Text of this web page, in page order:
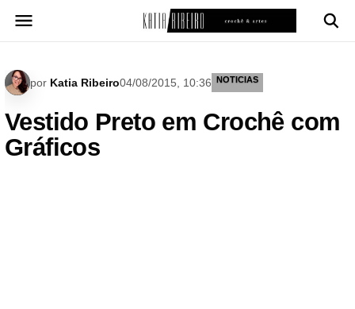
para
por Katia Ribeiro04/08/2015, 10:36 NOTICIAS
Vestido Preto em Crochê com
Gráficos